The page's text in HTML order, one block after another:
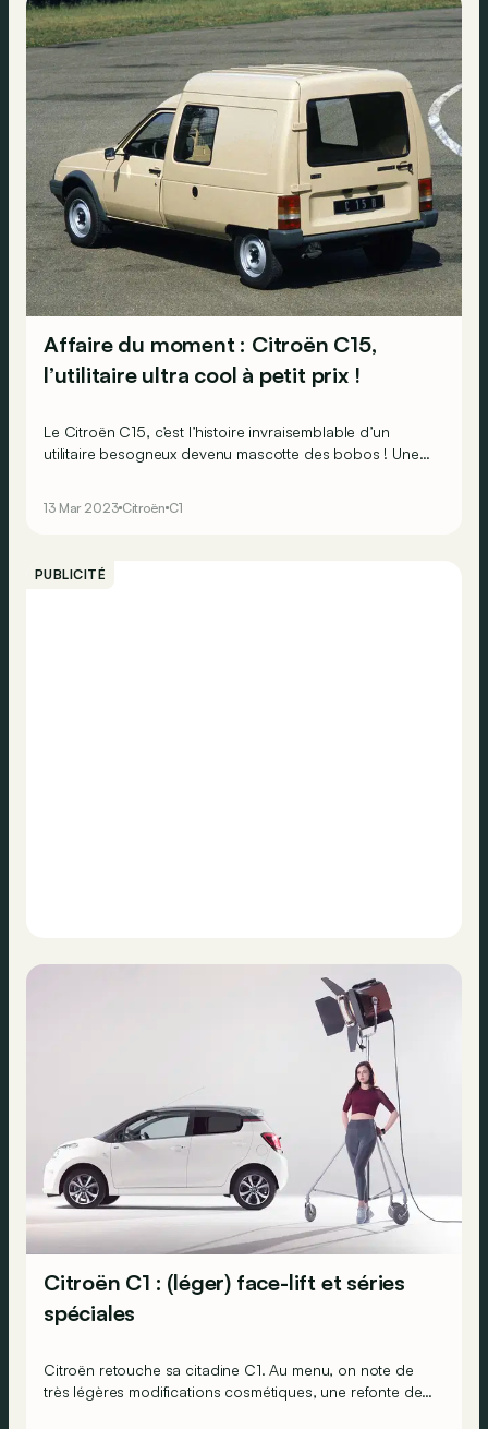
Affaire du moment : Citroën C15,
l’utilitaire ultra cool à petit prix !
Le Citroën C15, c’est l’histoire invraisemblable d’un
utilitaire besogneux devenu mascotte des bobos ! Une
prix ? Ne cherchez pas plus loin mais dépêchez-vous…
13 Mar 2023 Citroën C1
PUBLICITÉ
Citroën C1 : (léger) face-lift et séries
spéciales
Citroën retouche sa citadine C1. Au menu, on note de
très légères modifications cosmétiques, une refonte de